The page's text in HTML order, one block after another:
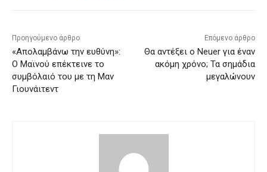
Προηγούμενο άρθρο
«Απολαμβάνω την ευθύνη»:
Ο Μαϊνού επέκτεινε το
συμβόλαιό του με τη Μαν
Γιουνάιτεντ
Επόμενο άρθρο
Θα αντέξει ο Neuer για έναν
ακόμη χρόνο; Τα σημάδια
μεγαλώνουν